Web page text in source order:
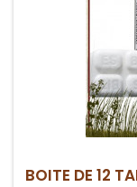
BOITE DE 12